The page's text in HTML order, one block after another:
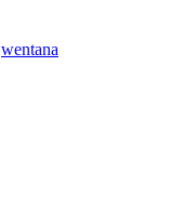
wentana